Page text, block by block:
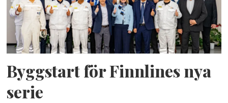
Byggstart för Finnlines nya
serie